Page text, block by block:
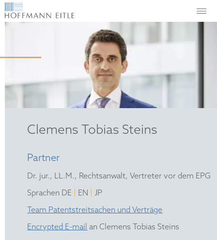
Clemens Tobias Steins
Partner
Dr. jur., LL.M., Rechtsanwalt, Vertreter vor dem EPG
Sprachen DE
EN
JP
Team Patentstreitsachen und Verträge
Encrypted E-mail an Clemens Tobias Steins